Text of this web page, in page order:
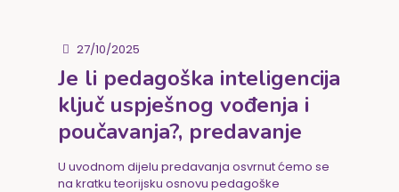
27/10/2025
Je li pedagoška inteligencija
ključ uspješnog vođenja i
poučavanja?, predavanje
U uvodnom dijelu predavanja osvrnut ćemo se
na kratku teorijsku osnovu pedagoške